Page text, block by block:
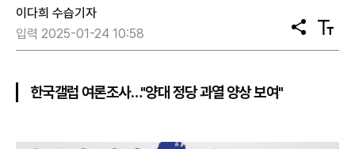
이다희 수습기자
입력 2025-01-24 10:58
공
유
텍
스
한국갤럽 여론조사…"양대 정당 과열 양상 보여"